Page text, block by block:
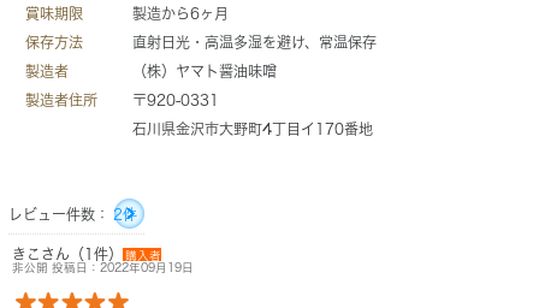
賞味期限
製造から6ヶ月
保存方法
直射日光・高温多湿を避け、常温保存
製造者
（株）ヤマト醤油味噌
製造者住所
〒920-0331
石川県金沢市大野町4丁目イ170番地
レビュー件数： 2件
きこさん（1件）
購入者
非公開 投稿日：2022年09月19日